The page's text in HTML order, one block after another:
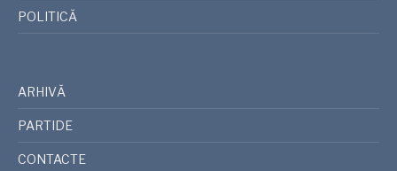
POLITICĂ
ARHIVĂ
PARTIDE
CONTACTE